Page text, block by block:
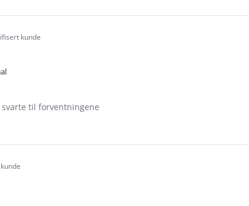
kunde
svarte til forventningene